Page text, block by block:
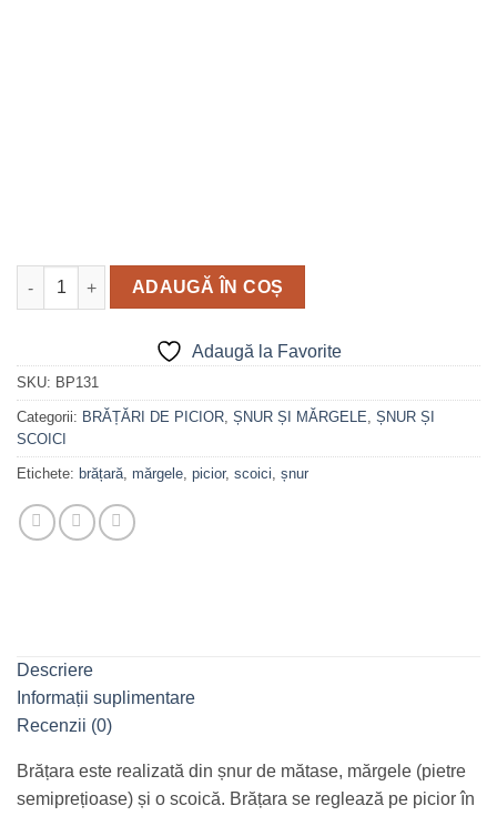
Cantitate Brățară de picior cu șnur, mărgele și scoică - model
ADAUGĂ ÎN COȘ
Adaugă la Favorite
SKU: BP131
Categorii: BRĂȚĂRI DE PICIOR ȘNUR ȘI MĂRGELE ȘNUR ȘI
SCOICI
Etichete: brățară mărgele picior, scoici șnur
Descriere
Informații suplimentare
Recenzii (0)
Brățara este realizată din șnur de mătase, mărgele (pietre
semiprețioase) și o scoică. Brățara se reglează pe picior în